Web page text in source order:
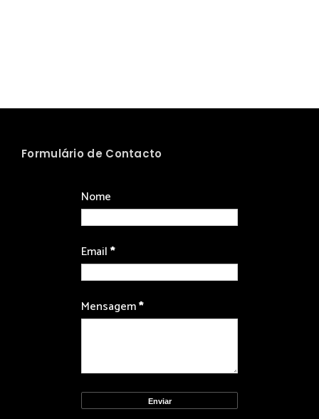
Formulário de Contacto
Nome
Email*
Mensagem*